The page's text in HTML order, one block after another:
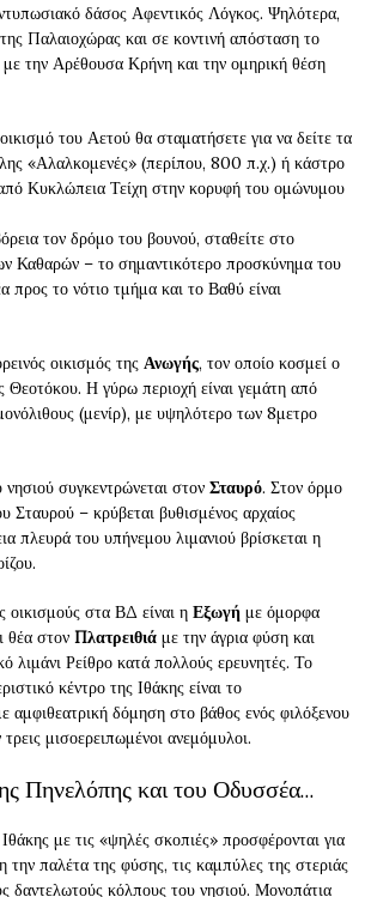
δάσος Αφεντικός Λόγκος. Ψηλότερα,
Παλαιοχώρας και σε κοντινή απόσταση το
την Αρέθουσα Κρήνη και την ομηρική θέση
του Αετού θα σταματήσετε για να δείτε τα
«Αλαλκομενές» (περίπου, 800 π.χ.) ή κάστρο
Κυκλώπεια Τείχη στην κορυφή του ομώνυμου
τον δρόμο του βουνού, σταθείτε στο
Καθαρών – το σημαντικότερο προσκύνημα του
προς το νότιο τμήμα και το Βαθύ είναι
οικισμός της Ανωγής, τον οποίο κοσμεί ο
Η γύρω περιοχή είναι γεμάτη από
(μενίρ), με υψηλότερο των 8μετρο
συγκεντρώνεται στον Σταυρό. Στον όρμο
Σταυρού – κρύβεται βυθισμένος αρχαίος
πλευρά του υπήνεμου λιμανιού βρίσκεται η
οικισμούς στα ΒΔ είναι η Εξωγή με όμορφα
θέα στον Πλατρειθιά με την άγρια φύση και
λιμάνι Ρείθρο κατά πολλούς ερευνητές. Το
κέντρο της Ιθάκης είναι το
αμφιθεατρική δόμηση στο βάθος ενός φιλόξενου
μισοερειπωμένοι ανεμόμυλοι.
Πηνελόπης και του Οδυσσέα…
με τις «ψηλές σκοπιές» προσφέρονται για
παλέτα της φύσης, τις καμπύλες της στεριάς
δαντελωτούς κόλπους του νησιού. Μονοπάτια